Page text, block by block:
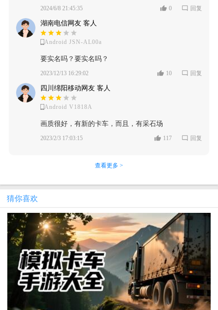
2024/6/8 21:45:35 0 回复
湖南电信网友 客人
Android JSN-AL00a
要实名吗？要实名吗？
2023/12/13 16:29:02 10 回复
四川绵阳移动网友 客人
Android V1818A
画质很好，有新的卡车，而且，有采石场
2023/2/3 17:03:15 117 回复
查看更多 >
猜你喜欢